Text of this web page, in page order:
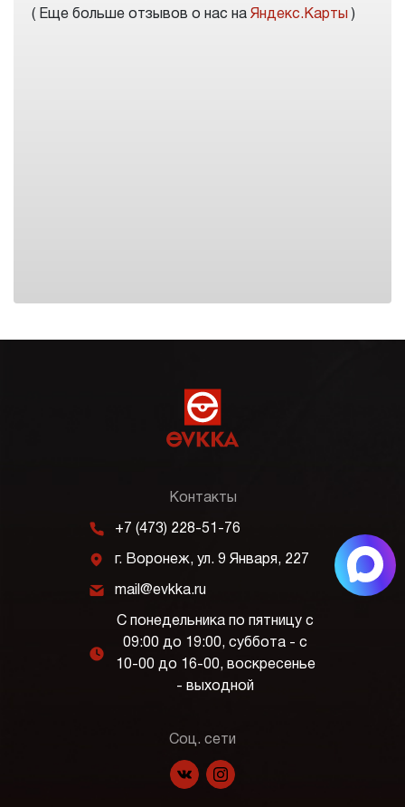
( Еще больше отзывов о нас на Яндекс.Карты )
Контакты
m +7 (473) 228-51-76
j г. Воронеж, ул. 9 Января, 227
k mail@evkka.ru
l
С понедельника по пятницу с
09:00 до 19:00, суббота - с
10-00 до 16-00, воскресенье
- выходной
Соц. сети
f p